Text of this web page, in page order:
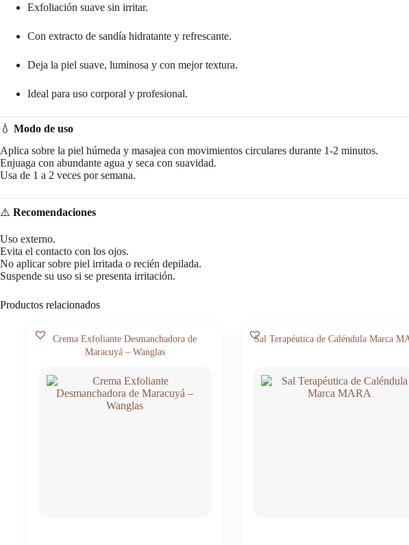
Exfoliación suave sin irritar.
Con extracto de sandía hidratante y refrescante.
Deja la piel suave, luminosa y con mejor textura.
Ideal para uso corporal y profesional.
💧 Modo de uso
Aplica sobre la piel húmeda y masajea con movimientos circulares durante 1-2 minutos.
Enjuaga con abundante agua y seca con suavidad.
Usa de 1 a 2 veces por semana.
⚠️ Recomendaciones
Uso externo.
Evita el contacto con los ojos.
No aplicar sobre piel irritada o recién depilada.
Suspende su uso si se presenta irritación.
Productos relacionados
Crema Exfoliante Desmanchadora de
Maracuyá – Wanglas
Sal Terapéutica de Caléndula Marca